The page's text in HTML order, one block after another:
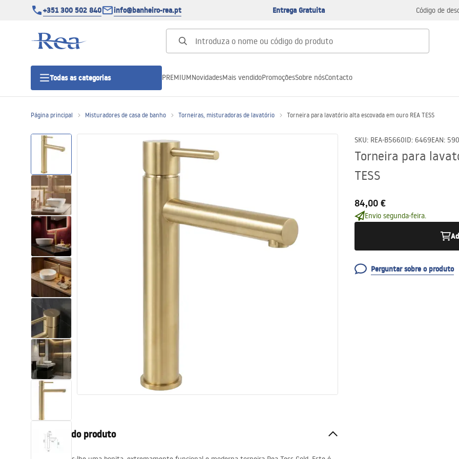
+351 300 502 840 info@banheiro-rea.pt Entrega Gratuita Código de
Todas as categorias
outras
Bases de duche de casa de banho
Sumidouros de duche
Sanitas, lavatórios
Lava-louças e lavatórios de casa
de banho
banho
Chuveiros de casa de banho
Cozinha
Acessórios de casa de banho,
PREMIUMNovidadesMais vendidoPromoçõesSobre nósContacto
Página principal Misturadores de casa de banho Torneiras, misturadoras de lavatório Torneira para lavatório alta escovada em ouro REA TESS
SKU: REA-B5660ID: 6469EAN:
Torneira para
TESS
84,00 €
Envio segunda-feira.
Perguntar sobre o produto
Descrição do produto